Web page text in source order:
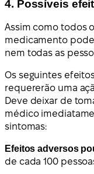
4. Possíveis
Assim como todos
medicamento
nem todas as
Os seguintes
requererão uma
Deve deixar de
médico
sintomas:
Efeitos adversos
de cada 100